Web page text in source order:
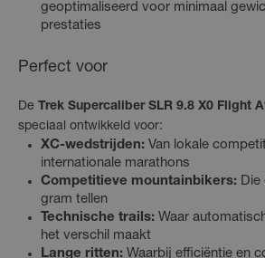
geoptimaliseerd voor minimaal
prestaties
Perfect voor
De Trek Supercaliber SLR 9.8 X0 Flight
speciaal ontwikkeld voor:
XC-wedstrijden: Van lokale
internationale marathons
Competitieve mountainbikers: Die
gram tellen
Technische trails: Waar
het verschil maakt
Lange ritten: Waarbij efficiëntie en